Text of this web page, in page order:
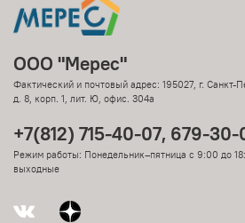
ООО "Мерес"
Фактический и почтовый адрес: 195027, г. Санкт-
д. 8, корп. 1, лит. Ю, офис. 304а
+7(812) 715-40-07, 679-30-
Режим работы: Понедельник–пятница с 9:00 до
выходные